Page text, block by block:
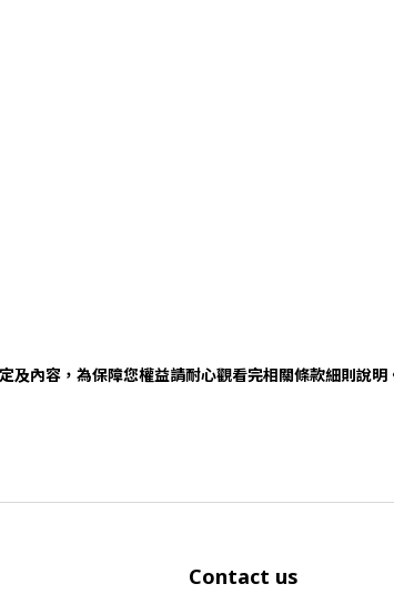
內容，為保障您權益請耐心觀看完相關條款細則說明
Contact us